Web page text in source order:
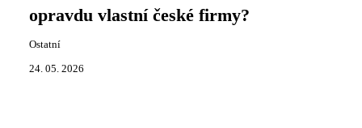
opravdu vlastní české firmy?
Ostatní
24. 05. 2026